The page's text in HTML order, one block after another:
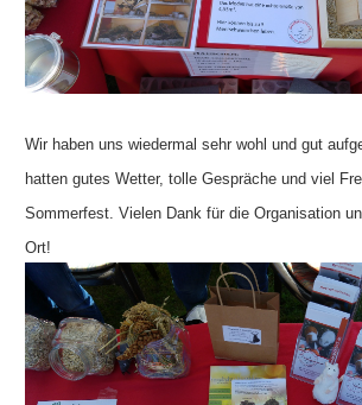
Wir haben uns wiedermal sehr wohl und gut
hatten gutes Wetter, tolle Gespräche und viel
Sommerfest. Vielen Dank für die Organisation
Ort!